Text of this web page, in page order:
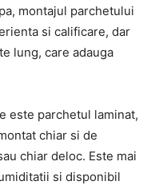
montajul parchetului
si calificare, dar
lung, care adauga
este parchetul laminat,
chiar si de
chiar deloc. Este mai
si disponibil